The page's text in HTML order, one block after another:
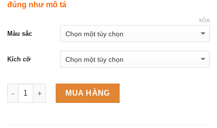
đúng như mô tả
Màu sắc
Kích cỡ
XÓA
Số lượng MUA HÀNG